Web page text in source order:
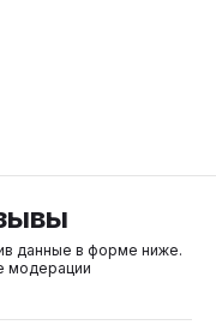
данные в форме ниже.
модерации